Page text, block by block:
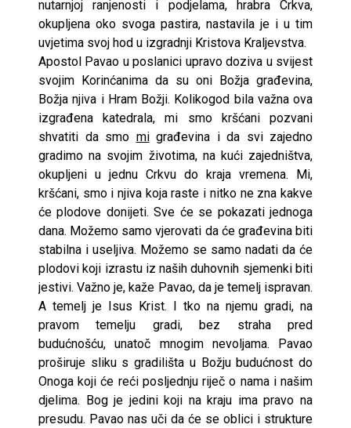
nutarnjoj ranjenosti i podjelama, hrabra Crkva,
okupljena oko svoga pastira, nastavila je i u tim
uvjetima svoj hod u izgradnji Kristova Kraljevstva.
Apostol Pavao u poslanici upravo doziva u svijest
svojim Korinćanima da su oni Božja građevina,
Božja njiva i Hram Božji. Kolikogod bila važna ova
izgrađena katedrala, mi smo kršćani pozvani
shvatiti da smo migrađevina i da svi zajedno
gradimo na svojim životima, na kući zajedništva,
okupljeni u jednu Crkvu do kraja vremena. Mi,
kršćani, smo i njiva koja raste i nitko ne zna kakve
će plodove donijeti. Sve će se pokazati jednoga
dana. Možemo samo vjerovati da će građevina biti
stabilna i useljiva. Možemo se samo nadati da će
plodovi koji izrastu iz naših duhovnih sjemenki biti
jestivi. Važno je, kaže Pavao, da je temelj ispravan.
A temelj je Isus Krist. I tko na njemu gradi, na
pravom temelju gradi, bez straha pred
budućnošću, unatoč mnogim nevoljama. Pavao
proširuje sliku s gradilišta u Božju budućnost do
Onoga koji će reći posljednju riječ o nama i našim
djelima. Bog je jedini koji na kraju ima pravo na
presudu. Pavao nas uči da će se oblici i strukture